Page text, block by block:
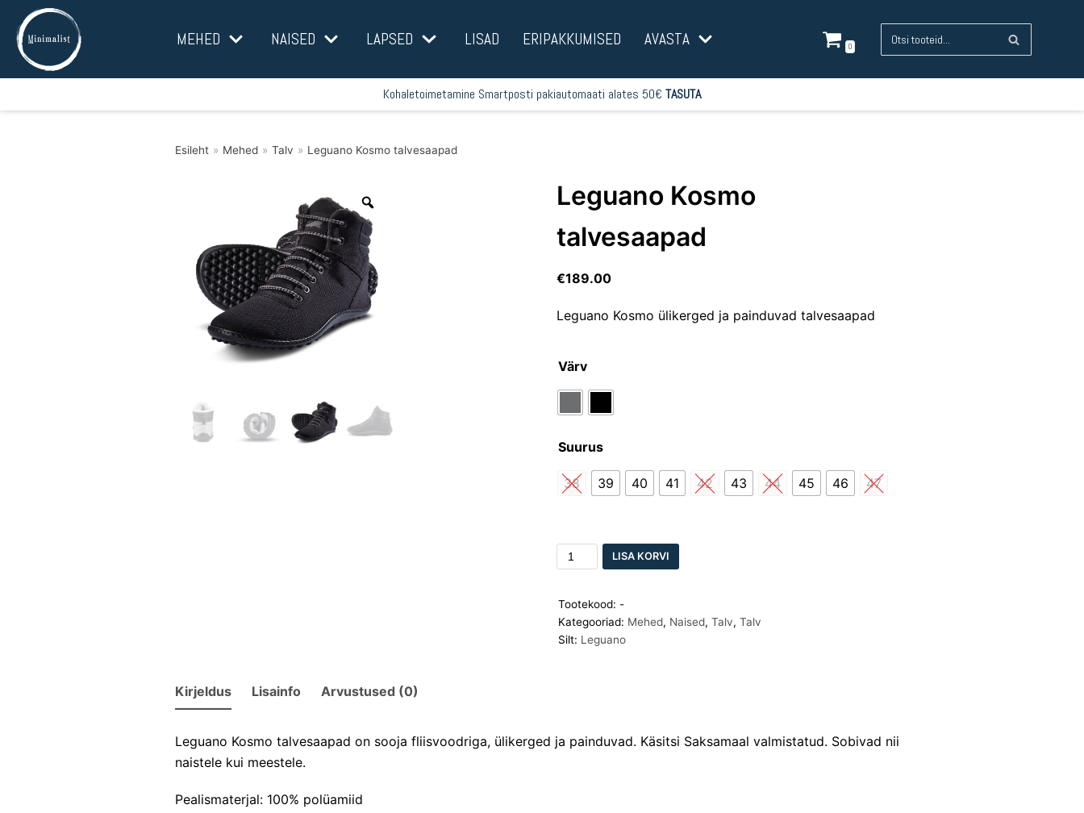
Mine
sisu
juurde
MEHED NAISED LAPSED LISAD ERIPAKKUMISED AVASTA 0
Kohaletoimetamine Smartposti pakiautomaati alates 50€ TASUTA
Esileht » Mehed » Talv » Leguano Kosmo talvesaapad
Leguano Kosmo
talvesaapad
€189.00
Leguano Kosmo ülikerged ja painduvad talvesaapad
Värv
Suurus
38 39 40 41 42 43 44 45 46 47
LISA KORVI
Tootekood: -
Kategooriad: Mehed, Naised,Talv,Talv
Silt: Leguano
Kirjeldus Lisainfo Arvustused (0)
Leguano Kosmo talvesaapad on sooja fliisvoodriga, ülikerged ja painduvad. Käsitsi Saksamaal valmistatud. Sobivad nii
naistele kui meestele.
Pealismaterjal: 100% polüamiid